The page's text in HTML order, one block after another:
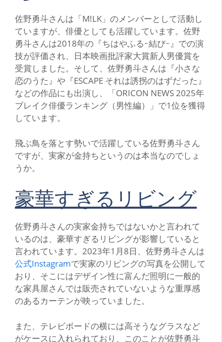
佐野勇斗さんは「M!LK」のメンバーとして活動し
ていますが、俳優としても活躍しています。佐野
勇斗さんは2018年の『ちはやふるｰ結びｰ』での演
技が評価され、日本映画批評家大賞新人男優賞を
受賞しました。そして、佐野勇斗さんは『小さな
恋のうた』や『ESCAPE それは誘拐のはずだった』
などの作品にも出演し、「ORICON NEWS 2025年
ブレイク俳優ランキング（男性編）」で1位を獲得
しています。
飛ぶ鳥を落とす勢いで活躍している佐野勇斗さん
ですが、実家が金持ちというのは本当なのでしょ
うか。
豪華すぎるリビング
佐野勇斗さんの実家金持ちではないかと言われて
いるのは、豪華すぎるリビングが影響していると
言われています。2023年1月8日、佐野勇斗さんは
公式Instagramで実家のリビングの写真を公開して
おり、そこにはデザイン性に富んだ照明に一般的
な家具屋さんでは販売されていないような重厚感
のあるカーテンが映っていました。
また、テレビボードの横には高そうなグラスなど
がケースに入れられており、このことが佐野勇斗